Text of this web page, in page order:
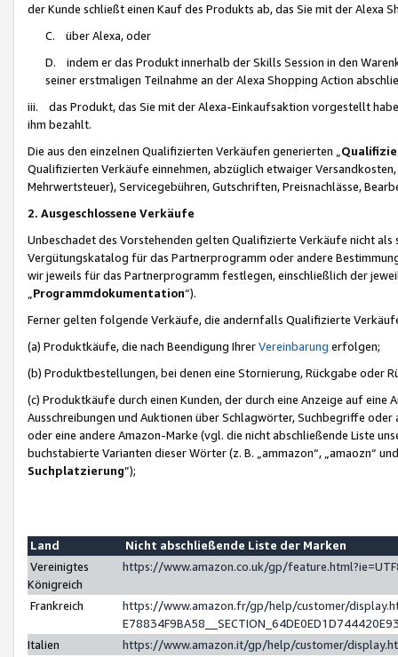
der Kunde schließt einen Kauf des Produkts ab, das Sie mit der Alexa
C. über Alexa, oder
D. indem er das Produkt innerhalb der Skills Session in den
seiner erstmaligen Teilnahme an der Alexa Shopping Action
iii. das Produkt, das Sie mit der Alexa-Einkaufsaktion vorgestellt
ihm bezahlt.
Die aus den einzelnen Qualifizierten Verkäufen generierten „
Qualifizierten Verkäufe einnehmen, abzüglich etwaiger
Mehrwertsteuer), Servicegebühren, Gutschriften, Preisnachlässe,
2. Ausgeschlossene Verkäufe
Unbeschadet des Vorstehenden gelten Qualifizierte Verkäufe nicht
Vergütungskatalog für das Partnerprogramm oder andere
wir jeweils für das Partnerprogramm festlegen, einschließlich der
Programmdokumentation“).
Ferner gelten folgende Verkäufe, die andernfalls Qualifizierte
(a) Produktkäufe, die nach Beendigung IhrerVereinbarung erfolgen;
(b) Produktbestellungen, bei denen eine Stornierung, Rückgabe oder
(c) Produktkäufe durch einen Kunden, der durch eine Anzeige auf
Ausschreibungen und Auktionen über Schlagwörter, Suchbegriffe
oder eine andere Amazon-Marke (vgl. die nicht abschließende Liste
buchstabierte Varianten dieser Wörter (z. B. „ammazon“, „amaozn“
Suchplatzierung”);
Land
Nicht abschließende Liste der Marken
Vereinigtes
Königreich
https://www.amazon.co.uk/gp/
Frankreich
https://www.amazon.fr/gp/help/customer/
Italien
https://www.amazon.it/gp/help/customer/